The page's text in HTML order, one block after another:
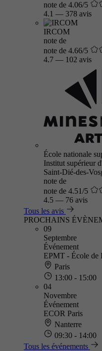
note de 4.06/5
4.1 — 378 avis
IRCOM
note de
note de 4.66/5
4.7 — 102 avis
École nationale
Institut supérieur
Saint-Dié-des-
note de
note de 4.51/5
4.5 — 76 avis
Tous les avis
PROCHAINS
09
Septembre
Événement
EPMT - École de
Paris
13:00 - 15:00
04
Novembre
Événement
ECOR Paris
Nanterre
09:30 - 14:00
Tous les événements